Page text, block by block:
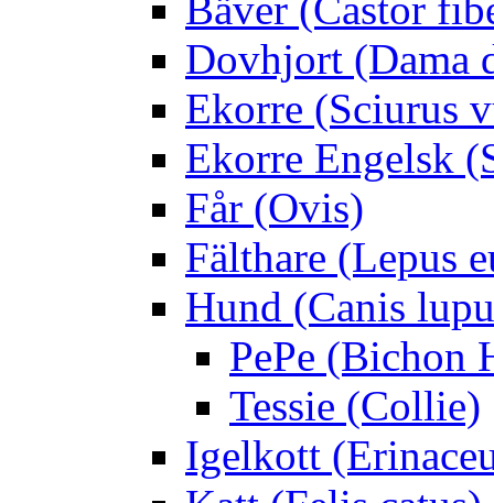
Bäver (Castor
Dovhjort (Dama
Ekorre (Sciurus
Ekorre Engelsk
Får (Ovis)
Fälthare (Lepus
Hund (Canis
PePe (Bichon
Tessie (Collie)
Igelkott